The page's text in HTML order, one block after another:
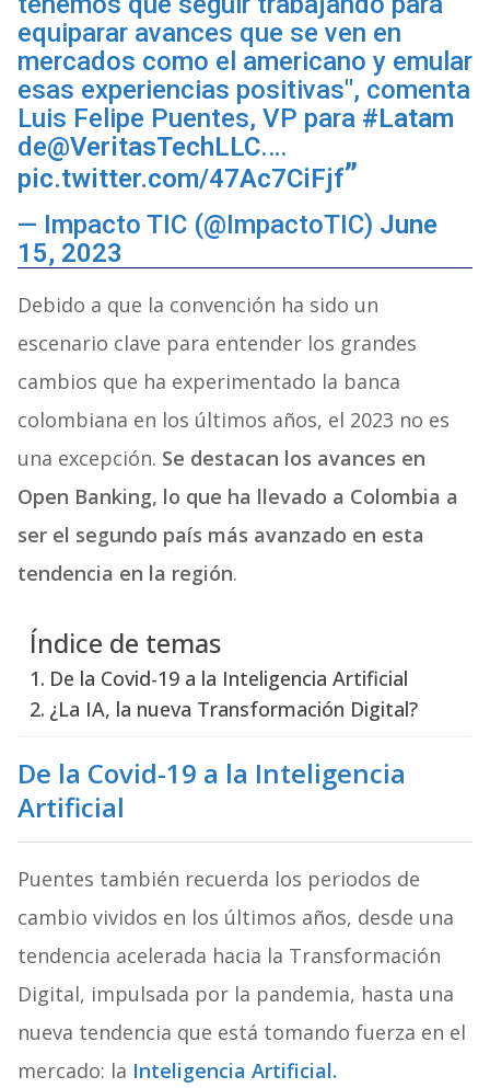
equiparar avances que se ven en
mercados como el americano y emular
esas experiencias positivas", comenta
Luis Felipe Puentes, VP para #Latam
de@VeritasTechLLC.…
pic.twitter.com/47Ac7CiFjf
— Impacto TIC (@ImpactoTIC) June
15, 2023
Debido a que la convención ha sido un
escenario clave para entender los grandes
cambios que ha experimentado la banca
colombiana en los últimos años, el 2023 no es
una excepción. Se destacan los avances en
Open Banking, lo que ha llevado a Colombia a
ser el segundo país más avanzado en esta
tendencia en la región.
Índice de temas
De la Covid-19 a la Inteligencia Artificial
¿La IA, la nueva Transformación Digital?
De la Covid-19 a la Inteligencia
Artificial
Puentes también recuerda los periodos de
cambio vividos en los últimos años, desde una
tendencia acelerada hacia la Transformación
Digital, impulsada por la pandemia, hasta una
nueva tendencia que está tomando fuerza en el
mercado: la Inteligencia Artificial.